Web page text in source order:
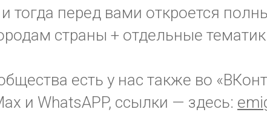
и тогда перед вами откроется
страны + отдельные
есть у нас также во
и WhatsAPP, ссылки — здесь: